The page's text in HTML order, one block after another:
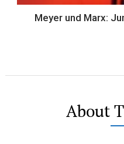
Meyer und Marx:
About